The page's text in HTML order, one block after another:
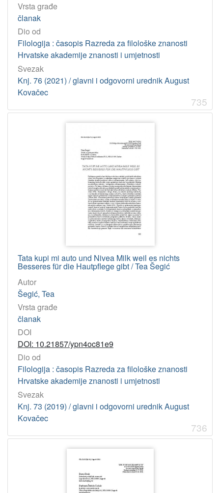
Vrsta građe
članak
Dio od
Filologija : časopis Razreda za filološke znanosti
Hrvatske akademije znanosti i umjetnosti
Svezak
Knj. 76 (2021) / glavni i odgovorni urednik August
Kovačec
735
Tata kupi mi auto und Nivea Milk weil es nichts
Besseres für die Hautpflege gibt / Tea Šegić
Autor
Šegić, Tea
Vrsta građe
članak
DOI
DOI: 10.21857/ypn4oc81e9
Dio od
Filologija : časopis Razreda za filološke znanosti
Hrvatske akademije znanosti i umjetnosti
Svezak
Knj. 73 (2019) / glavni i odgovorni urednik August
Kovačec
736